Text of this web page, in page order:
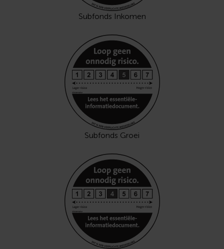
Subfonds Inkomen
Subfonds Groei